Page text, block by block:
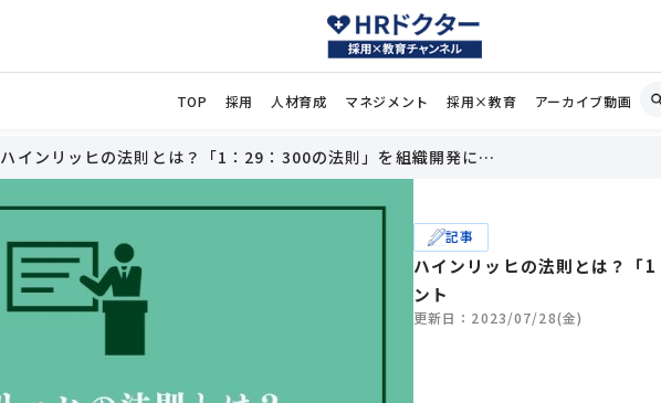
TOP 採用 人材育成 マネジメント 採用×教育 アーカイブ動画
ハインリッヒの法則とは？「1：29：300の法則」を組織開発に…
記事
ハインリッヒの法則とは？「
ント
更新日：2023/07/28(金)